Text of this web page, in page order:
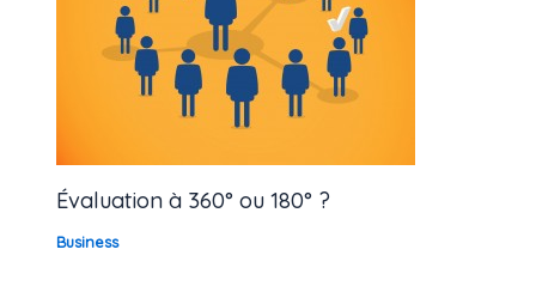
Évaluation à 360° ou 180° ?
Business